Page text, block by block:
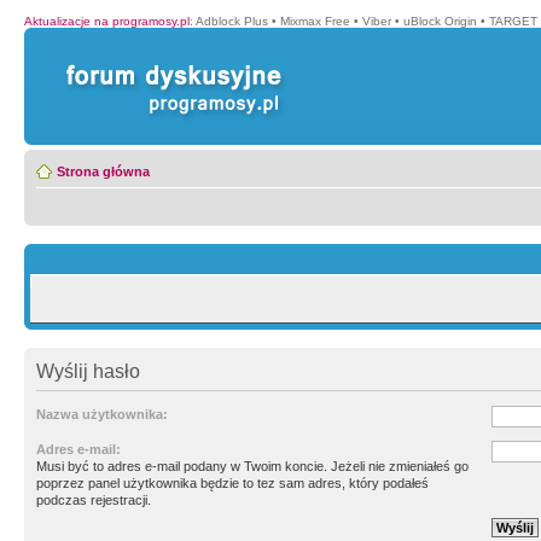
Aktualizacje na programosy.pl: Adblock Plus • Mixmax Free • Viber • uBlock Origin •
Strona główna
Wyślij hasło
Nazwa użytkownika:
Adres e-mail:
Musi być to adres e-mail podany w Twoim koncie. Jeżeli nie zmieniałeś go
poprzez panel użytkownika będzie to tez sam adres, który podałeś
podczas rejestracji.